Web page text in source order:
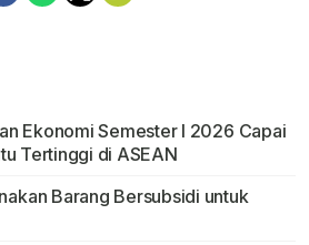
Ekonomi Semester I 2026 Capai
Tertinggi di ASEAN
Barang Bersubsidi untuk